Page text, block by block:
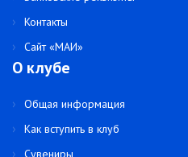
Контакты
Сайт «МАИ»
О клубе
Общая информация
Как вступить в клуб
Сувениры